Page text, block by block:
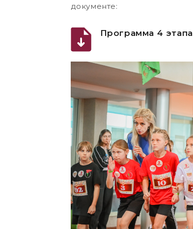
документе:
Программа 4 этапа